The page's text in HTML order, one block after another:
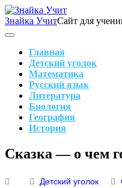
Skip
to
content
Знайка УчитСайт для
Search
Main
Navigation
Главная
Детский уголок
Математика
Русский язык
Литература
Биология
География
История
Search
Сказка — о чем
Детский уголок